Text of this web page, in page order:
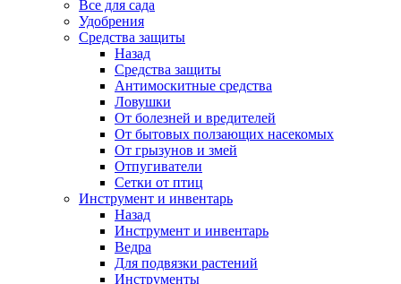
Все для сада
Удобрения
Средства защиты
Назад
Средства защиты
Антимоскитные средства
Ловушки
От болезней и вредителей
От бытовых ползающих насекомых
От грызунов и змей
Отпугиватели
Сетки от птиц
Инструмент и инвентарь
Назад
Инструмент и инвентарь
Ведра
Для подвязки растений
Инструменты